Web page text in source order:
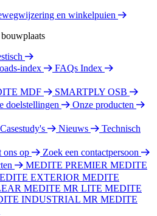
en winkelpuien
index
FAQs Index
MDF SMARTPLY OSB
doelstellingen
Onze producten
Casestudy's Nieuws
Technisch
ons op Zoek een contactpersoon
MEDITE PREMIER MEDITE
EXTERIOR MEDITE
MEDITE MR LITE MEDITE
INDUSTRIAL MR MEDITE